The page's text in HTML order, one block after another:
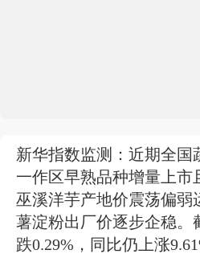
新华指数监测：近期全
一作区早熟品种增量上
巫溪洋芋产地价震荡偏弱
薯淀粉出厂价逐步企稳。
跌0.29%，同比仍上涨